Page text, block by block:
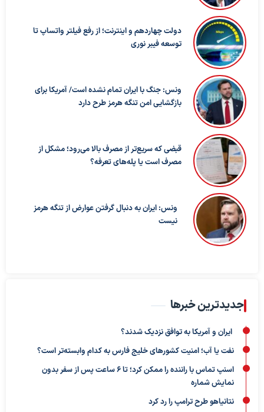
دولت چهاردهم و اینترنت؛ از رفع فیلتر واتساپ تا
توسعه فیبر نوری
ونس: جنگ با ایران تمام نشده است/ آمریکا برای
بازگشایی امن تنگه هرمز طرح دارد
قبضی که سریع‌تر از مصرف بالا می‌رود؛ مشکل از
مصرف است یا پله‌های تعرفه؟
ونس: ایران به دنبال گرفتن عوارض از تنگه هرمز
نیست
جدیدترین خبرها
ایران و آمریکا به توافق نزدیک شدند؟
نفت یا آب؛ امنیت کشورهای خلیج فارس به کدام وابسته‌تر است؟
اسنپ تماس با راننده را ممکن کرد؛ تا ۶ ساعت پس از سفر بدون
نمایش شماره
نتانیاهو طرح ترامپ را رد کرد